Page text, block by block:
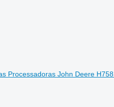
Processadoras John Deere